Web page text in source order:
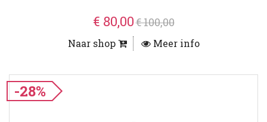
€ 80,00€ 100,00
Naar shop Meer info
-28%